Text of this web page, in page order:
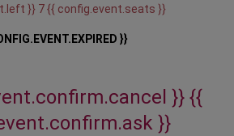
}} 7 {{ config.event.seats }}
}}
}} {{
}}